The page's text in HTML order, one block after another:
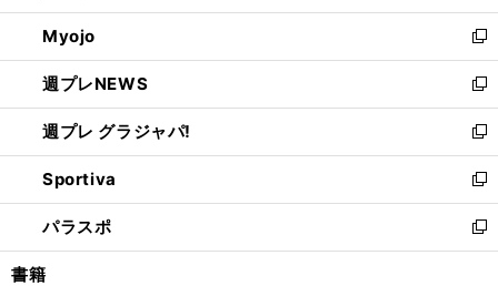
開
く
ウ
で
開
く
ン
ド
ウ
で
開
く
ウ
ィ
ン
ド
ウ
で
開
く
Myojo
新
し
い
ウ
ィ
ン
ド
ウ
で
開
週プレNEWS
新
し
い
ウ
ィ
ン
ド
ウ
週プレ グラジャパ!
新
し
い
ウ
ィ
ン
Sportiva
新
し
い
ウ
パラスポ
新
し
書籍